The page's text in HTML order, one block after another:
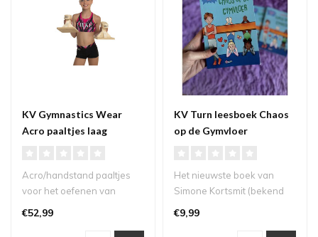
KV Gymnastics Wear
Acro paaltjes laag
Acro/handstand paaltjes
voor het oefenen van
€52,99
KV Turn leesboek Chaos
op de Gymvloer
Het nieuwste boek van
Simone Kortsmit (bekend
€9,99